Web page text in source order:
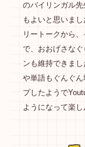
のバイリンガル
もよいと思いま
リートークから
で、おおげさな
ンも維持できま
や単語もぐんぐ
プしたようで
ようになって楽し